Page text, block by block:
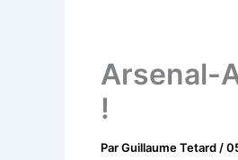
Arsenal-
!
ParGuillaume Tetard /